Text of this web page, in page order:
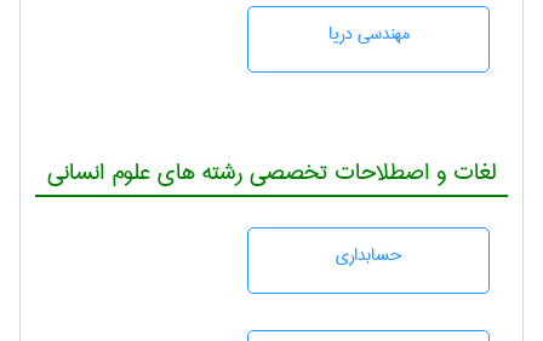
مهندسی دریا
لغات و اصطلاحات تخصصی رشته های علوم انسانی
حسابداری